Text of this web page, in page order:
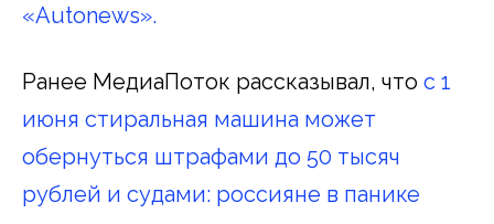
«Autonews».
Ранее МедиаПоток рассказывал, что с 1
июня стиральная машина может
обернуться штрафами до 50 тысяч
рублей и судами: россияне в панике